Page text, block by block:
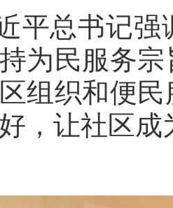
平总书记强
为民服务
组织和便
，让社区